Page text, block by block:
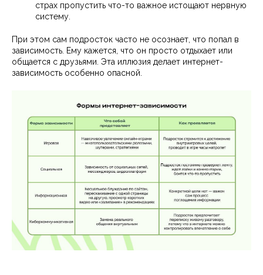
страх пропустить что-то важное истощают нервную
систему.
При этом сам подросток часто не осознает, что попал в
зависимость. Ему кажется, что он просто отдыхает или
общается с друзьями. Эта иллюзия делает интернет-
зависимость особенно опасной.